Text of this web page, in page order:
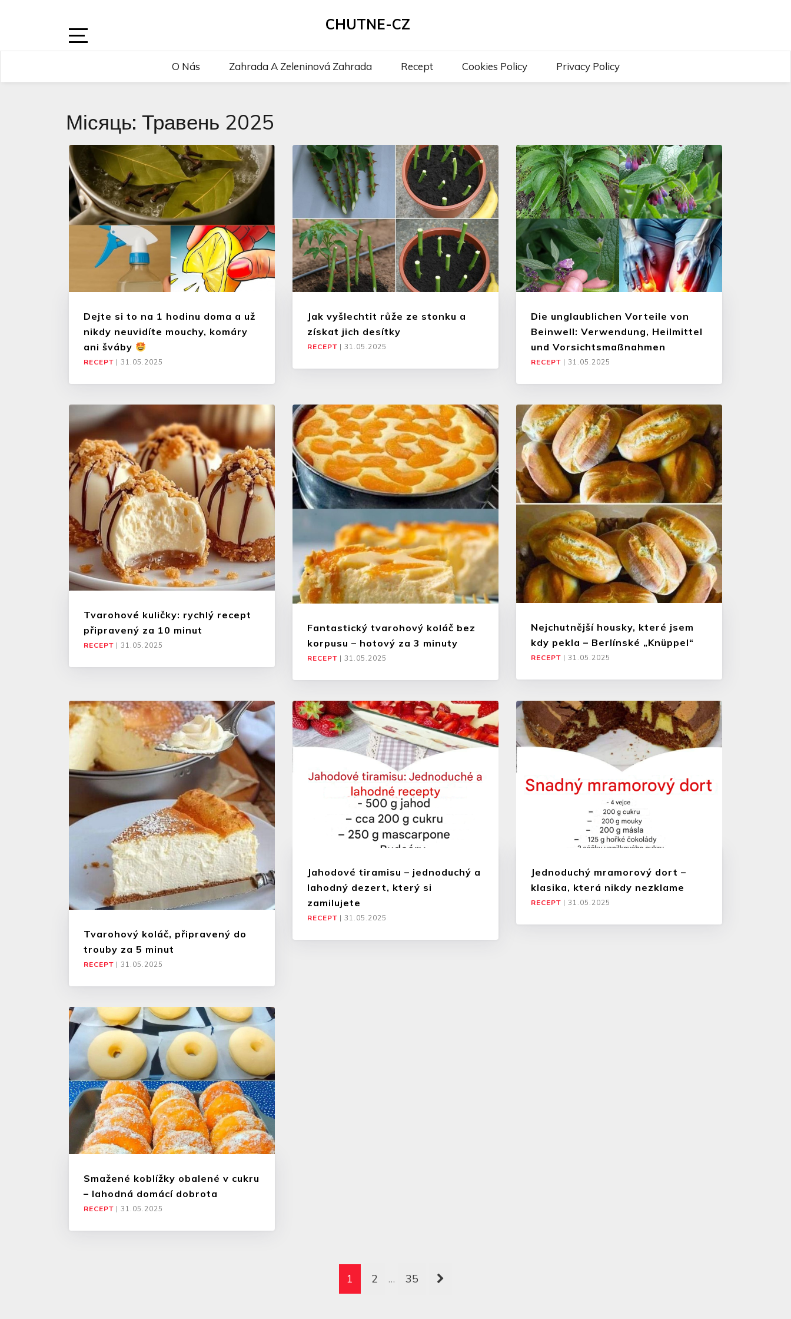
Open
CHUTNE-CZ
O Nás Zahrada A Zeleninová Zahrada Recept Cookies Policy Privacy Policy
Місяць: Травень 2025
Dejte si to na 1 hodinu doma a už
nikdy neuvidíte mouchy, komáry
ani šváby
RECEPT | 31.05.2025
Jak vyšlechtit růže ze stonku a
získat jich desítky
RECEPT | 31.05.2025
Die unglaublichen Vorteile von
Beinwell: Verwendung, Heilmittel
und Vorsichtsmaßnahmen
RECEPT | 31.05.2025
Tvarohové kuličky: rychlý recept
připravený za 10 minut
RECEPT | 31.05.2025
Fantastický tvarohový koláč bez
korpusu – hotový za 3 minuty
RECEPT | 31.05.2025
Nejchutnější housky, které jsem
kdy pekla – Berlínské „Knüppel“
RECEPT | 31.05.2025
Tvarohový koláč, připravený do
trouby za 5 minut
RECEPT | 31.05.2025
Jahodové tiramisu – jednoduchý a
lahodný dezert, který si
zamilujete
RECEPT | 31.05.2025
Jednoduchý mramorový dort –
klasika, která nikdy nezklame
RECEPT | 31.05.2025
Smažené koblížky obalené v cukru
– lahodná domácí dobrota
RECEPT | 31.05.2025
1 2 … 35